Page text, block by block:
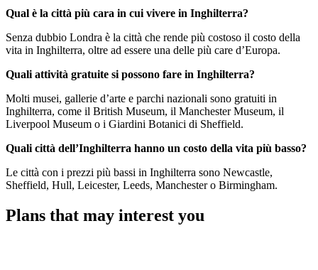
Qual è la città più cara in cui vivere in Inghilterra?
Senza dubbio Londra è la città che rende più costoso il costo della
vita in Inghilterra, oltre ad essere una delle più care d’Europa.
Quali attività gratuite si possono fare in Inghilterra?
Molti musei, gallerie d’arte e parchi nazionali sono gratuiti in
Inghilterra, come il British Museum, il Manchester Museum, il
Liverpool Museum o i Giardini Botanici di Sheffield.
Quali città dell’Inghilterra hanno un costo della vita più basso?
Le città con i prezzi più bassi in Inghilterra sono Newcastle,
Sheffield, Hull, Leicester, Leeds, Manchester o Birmingham.
Plans that may interest you